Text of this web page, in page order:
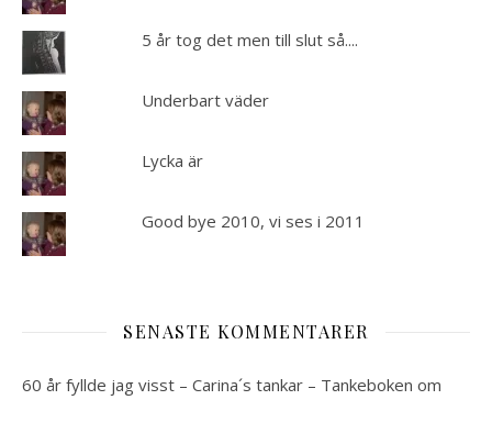
5 år tog det men till slut så....
Underbart väder
Lycka är
Good bye 2010, vi ses i 2011
SENASTE KOMMENTARER
60 år fyllde jag visst – Carina´s tankar – Tankeboken om